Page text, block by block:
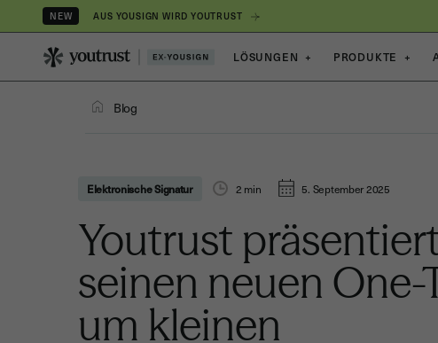
NEW AUS YOUSIGN WIRD YOUTRUST
LÖSUNGEN + PRODUKTE +
Blog
Elektronische Signatur 2 min 5. September 2025
Youtrust
seinen neuen One-
um kleinen